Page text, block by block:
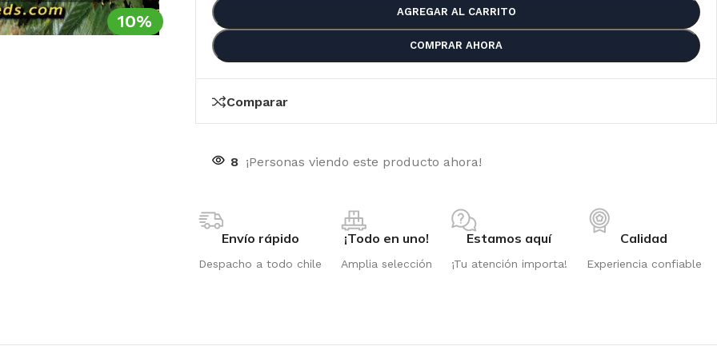
10% AGREGAR AL CARRITO
COMPRAR AHORA
Comparar
8 ¡Personas viendo este producto ahora!
Envío rápido
Despacho a todo chile
¡Todo en uno!
Amplia selección
Estamos aquí
¡Tu atención importa!
Calidad
Experiencia confiable